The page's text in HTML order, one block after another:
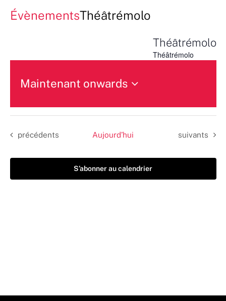
ÉvènementsThéâtrémolo
Théâtrémolo
Théâtrémolo
Maintenant onwards
une
date.
Évènements
précédents Aujourd’hui Évènements
suivants
S’abonner au calendrier